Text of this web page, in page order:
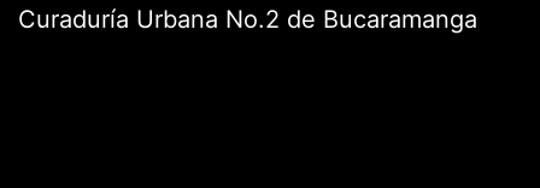
Curaduría Urbana No.2 de Bucaramanga